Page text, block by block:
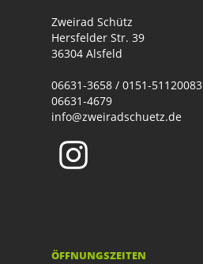
Zweirad Schütz
Hersfelder Str. 39
36304 Alsfeld
06631-3658 / 0151-51120083
06631-4679
info@zweiradschuetz.de
ÖFFNUNGSZEITEN